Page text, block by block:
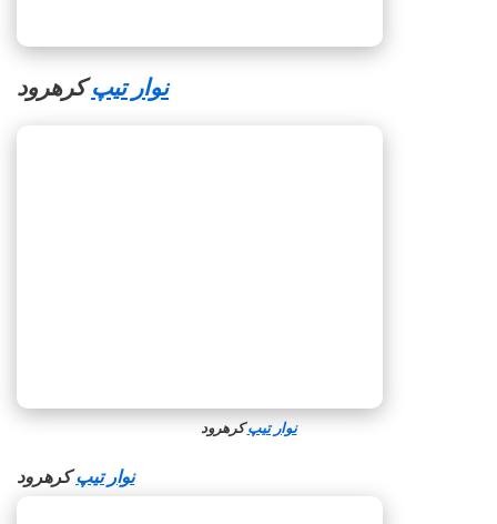
نوار تیپکرهرود
نوار تیپکرهرود
نوار تیپکرهرود